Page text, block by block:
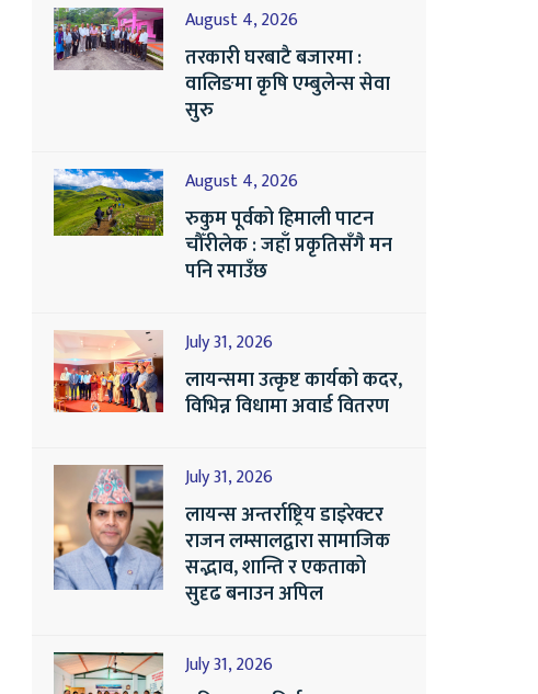
August 4, 2026
तरकारी घरबाटै बजारमा :
वालिङमा कृषि एम्बुलेन्स सेवा
सुरु
August 4, 2026
रुकुम पूर्वको हिमाली पाटन
चौँरीलेक : जहाँ प्रकृतिसँगै मन
पनि रमाउँछ
July 31, 2026
लायन्समा उत्कृष्ट कार्यको कदर,
विभिन्न विधामा अवार्ड वितरण
July 31, 2026
लायन्स अन्तर्राष्ट्रिय डाइरेक्टर
राजन लम्सालद्वारा सामाजिक
सद्भाव, शान्ति र एकताको
सुदृढ बनाउन अपिल
July 31, 2026